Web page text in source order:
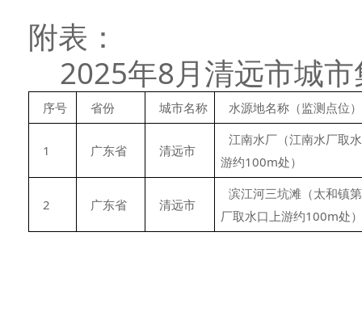
附表：
2025年8月清远市城
序号 省份 城市名称 水源地名称（监测点位）
1 广东省 清远市
江南水厂（江南水厂取
游约100m处）
2 广东省 清远市
滨江河三坑滩（太和镇
厂取水口上游约100m处）